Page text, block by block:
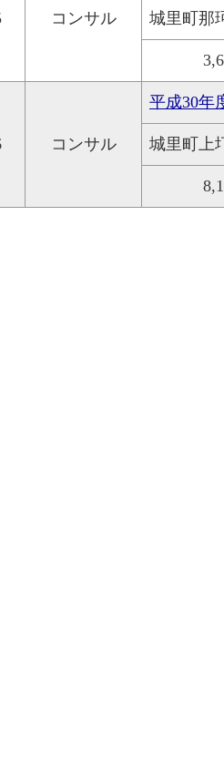
コンサル 城里町那
コンサル
平成30
城里町上